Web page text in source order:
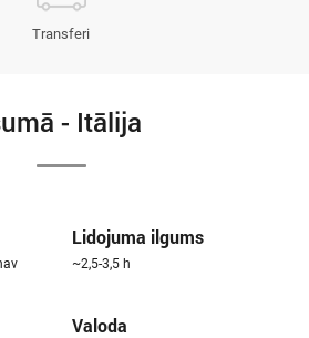
Transferi
- Itālija
Lidojuma ilgums
~2,5-3,5 h
Valoda